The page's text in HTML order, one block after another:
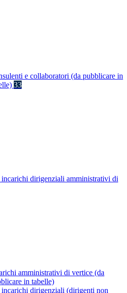
e collaboratori (da pubblicare in
33
dirigenziali amministrativi di
amministrativi di vertice (da
in tabelle)
dirigenziali (dirigenti non